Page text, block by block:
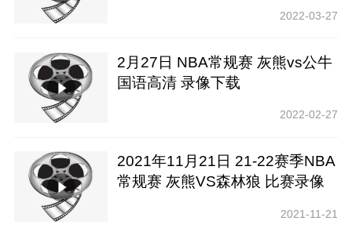
2022-03-27
2月27日 NBA常规赛 灰熊vs公牛
国语高清 录像下载
2022-02-27
2021年11月21日 21-22赛季NBA
常规赛 灰熊VS森林狼 比赛录像
2021-11-21